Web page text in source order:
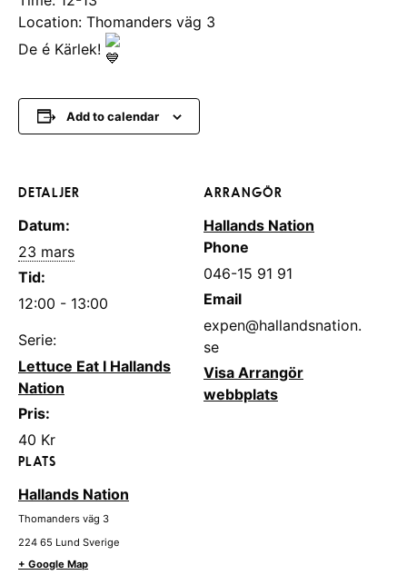
Location: Thomanders väg 3
De é Kärlek!
Add to calendar
DETALJER
Datum:
23 mars
Tid:
12:00 - 13:00
Serie:
Lettuce Eat I Hallands
Nation
Pris:
40 Kr
PLATS
Hallands Nation
Thomanders väg 3
224 65 Lund Sverige
+ Google Map
ARRANGÖR
Hallands Nation
Phone
046-15 91 91
Email
expen@hallandsnation.
se
Visa Arrangör
webbplats